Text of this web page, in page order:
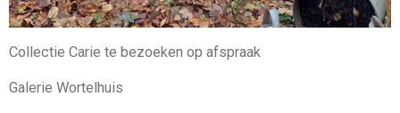
Collectie Carie te bezoeken op afspraak
Galerie Wortelhuis